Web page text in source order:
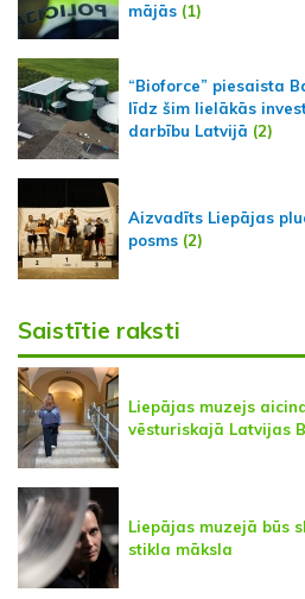
mājās (1)
“Bioforce” piesaista
līdz šim lielākās
darbību Latvijā (2)
Aizvadīts Liepājas
posms (2)
Saistītie raksti
Liepājas muzejs
vēsturiskajā Latvijas
Liepājas muzejā būs
stikla māksla